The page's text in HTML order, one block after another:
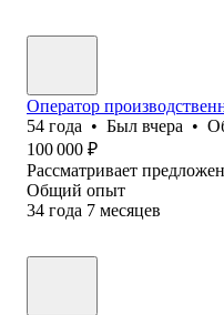
Оператор
54 года • Был вчера •
100 000 ₽
Рассматривает
Общий опыт
34 года 7 месяцев